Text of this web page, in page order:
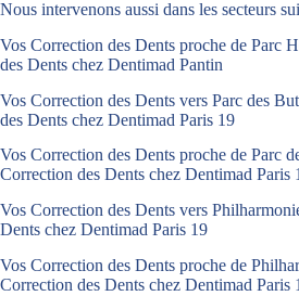
Nous intervenons aussi dans les secteurs
Vos Correction des Dents proche de Parc
des Dents chez Dentimad Pantin
Vos Correction des Dents vers Parc des
des Dents chez Dentimad Paris 19
Vos Correction des Dents proche de Parc
Correction des Dents chez Dentimad Paris
Vos Correction des Dents vers
Dents chez Dentimad Paris 19
Vos Correction des Dents proche de
Correction des Dents chez Dentimad Paris